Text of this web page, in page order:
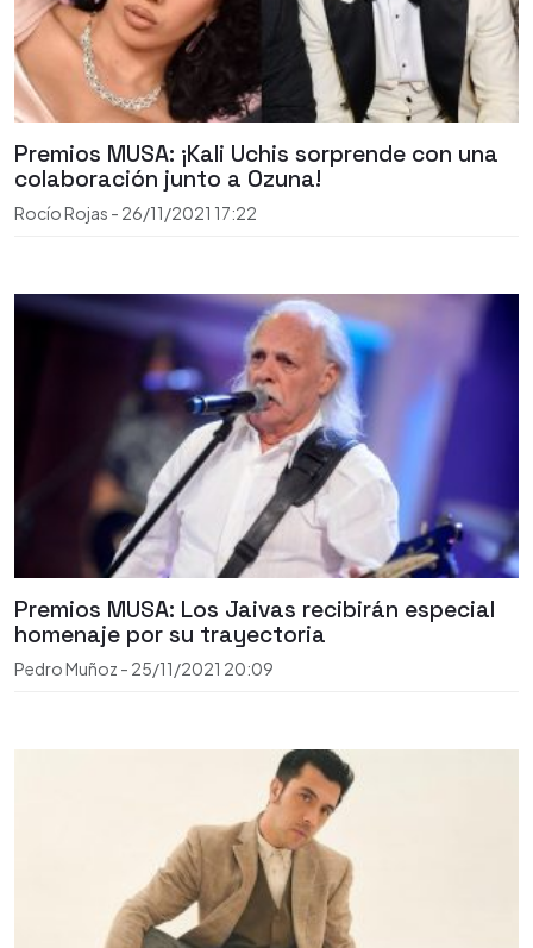
Premios MUSA: ¡Kali Uchis sorprende con una
colaboración junto a Ozuna!
Rocío Rojas - 26/11/2021 17:22
Premios MUSA: Los Jaivas recibirán especial
homenaje por su trayectoria
Pedro Muñoz - 25/11/2021 20:09